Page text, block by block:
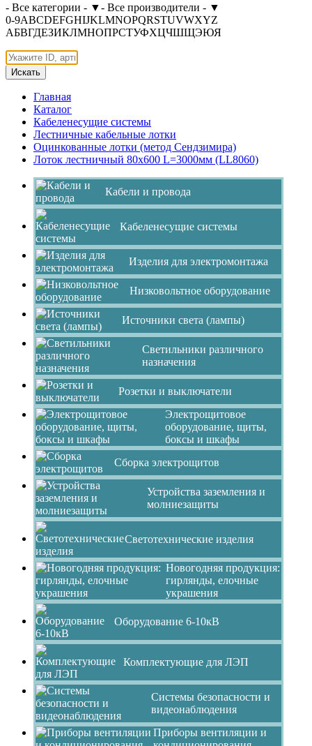
- Все категории - ▼- Все производители - ▼
0-9ABCDEFGHIJKLMNOPQRSTUVWXYZ
АБВГДЕЗИКЛМНОПРСТУФХЦЧШЩЭЮЯ
Искать
Главная
Каталог
Кабеленесущие системы
Лестничные кабельные лотки
Оцинкованные лотки (метод Сендзимира)
Лоток лестничный 80х600 L=3000мм (LL8060)
Кабели и провода
Кабеленесущие системы
Изделия для электромонтажа
Низковольтное оборудование
Источники света (лампы)
Светильники различного
назначения
Розетки и выключатели
Электрощитовое
оборудование, щиты,
боксы и шкафы
Сборка электрощитов
Устройства заземления и
молниезащиты
Светотехнические изделия
Новогодняя продукция:
гирлянды, елочные
украшения
Оборудование 6-10кВ
Комплектующие для ЛЭП
Системы безопасности и
видеонаблюдения
Приборы вентиляции и